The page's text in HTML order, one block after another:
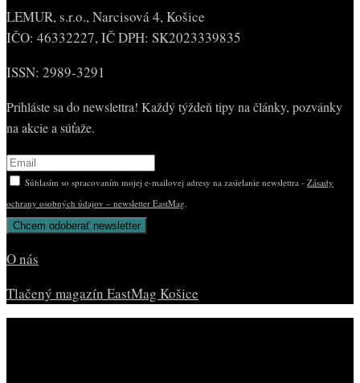
LEMUR, s.r.o., Narcisová 4, Košice
IČO: 46332227, IČ DPH: SK2023339835
ISSN: 2989-3291
Prihláste sa do newslettra! Každý týždeň tipy na články, pozvánky
na akcie a súťaže.
Súhlasím so spracovaním mojej e-mailovej adresy na zasielanie newslettra - Zásady
ochrany osobných údajov – newsletter EastMag
O nás
Tlačený magazín EastMag Košice